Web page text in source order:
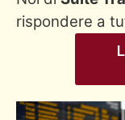
rispondere a